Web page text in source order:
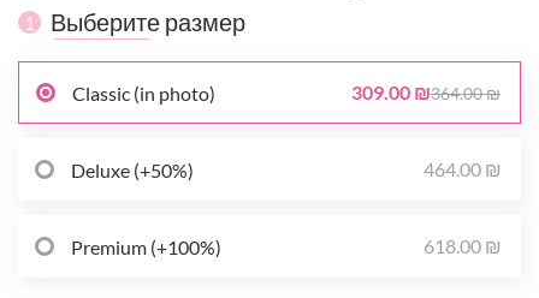
1 Выберите размер
Classic (in photo) 309.00 ₪364.00 ₪
Deluxe (+50%) 464.00 ₪
Premium (+100%) 618.00 ₪